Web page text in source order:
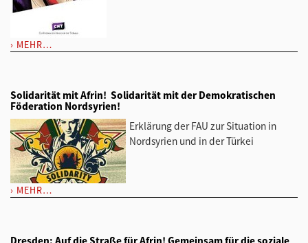
MEHR…
Solidarität mit Afrin!  Solidarität mit der Demokratischen
Föderation Nordsyrien!
Erklärung der FAU zur Situation in
Nordsyrien und in der Türkei
MEHR…